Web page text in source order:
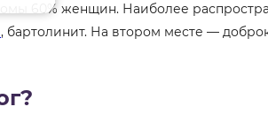
60% женщин. Наиболее
, бартолинит. На втором месте —